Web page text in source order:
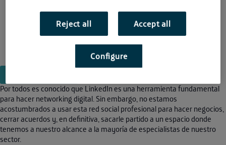
This event has passed.
Por todos es conocido que LinkedIn es una herramienta fundamental
para hacer networking digital. Sin embargo, no estamos
acostumbrados a usar esta red social profesional para hacer negocios,
cerrar acuerdos y, en definitiva, sacarle partido a un espacio donde
tenemos a nuestro alcance a la mayoría de especialistas de nuestro
sector.
Reject all Accept all
Configure